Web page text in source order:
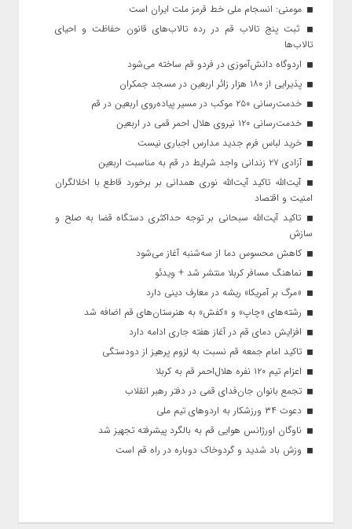
مومنی: انسجام ملی خط قرمز ملت ایران است
ثبت پنج تالاب قم در رده تالاب‌های قانون حفاظت و احیای
تالاب‌ها
اردوگاه دانش‌آموزی در فردو قم ساخته می‌شود
پذیرایی از ۱۸۰ هزار زائر اربعین در مسجد جمکران
خدمت‌رسانی ۲۵۰ موکب در مسیر پیاده‌روی اربعین در قم
خدمت‌رسانی ۱۲۰ نیروی هلال احمر قمی در اربعین
خرید لباس فرم جدید مدارس اجباری نیست
آزادی ۲۷ زندانی واجد شرایط در قم به مناسبت اربعین
آیت‌الله تاکید آیت‌الله نوری همدانی بر برخورد قاطع با اخلالگران
امنیت و اقتصاد
تاکید آیت‌الله‌ سبحانی بر توجه حداکثری دستگاه قضا به صلح و
سازش
کاهش محسوس دما از سه‌شنبه آغاز می‌شود
نماهنگ مسافر کربلا منتشر شد + ویدئو
«مرگ بر آمریکا» ریشه در معارف دینی دارد
رشته‌های «چاپ» و «کفش» به هنرستان‌های قم اضافه شد
افزایش دمای قم در آغاز هفته جاری ادامه دارد
تاکید امام جمعه قم نسبت به لزوم پرهیز از دودستگی
اعزام تیم ۱۲۰ نفره هلال‌احمر قم به کربلا
تجمع بانوان جان‌فدای قمی در دفتر رهبر انقلاب
دعوت ۳۴ ورزشکار به اردوهای تیم ملی
ناوگان اورژانس هوایی قم به بالگرد پیشرفته تجهیز شد
وزش باد شدید و گردوخاک دوباره در راه قم است